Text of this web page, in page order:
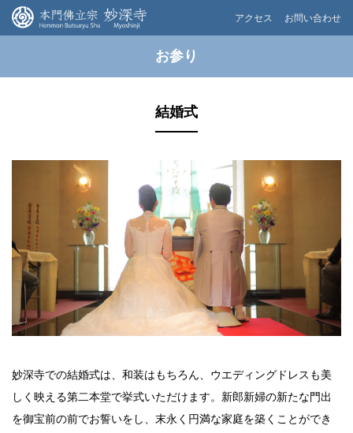
アクセス お問い合わせ
お参り
結婚式
妙深寺での結婚式は、和装はもちろん、ウエディングドレスも美
しく映える第二本堂で挙式いただけます。新郎新婦の新たな門出
を御宝前の前でお誓いをし、末永く円満な家庭を築くことができ